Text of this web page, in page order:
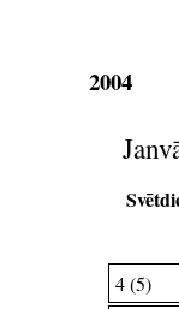
2004
4 (5)